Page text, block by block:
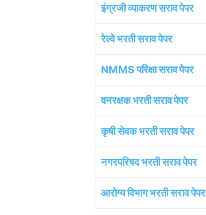
इंग्रजी व्याकरण सराव पेपर
रेल्वे भरती सराव पेपर
NMMS परिक्षा सराव पेपर
वनरक्षक भरती सराव पेपर
कृषी सेवक भरती सराव पेपर
नगरपरिषद भरती सराव पेपर
आरोग्य विभाग भरती सराव पेपर